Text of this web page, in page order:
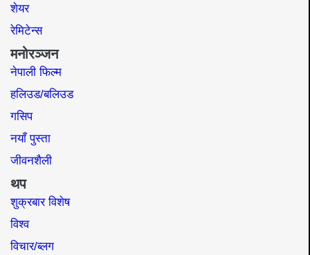
शेयर
रेमिटेन्स
मनोरञ्जन
नेपाली फिल्म
हलिउड/बलिउड
गसिप
नयाँ पुस्ता
जीवनशैली
थप
शुक्रबार विशेष
विश्व
विचार/ब्लग